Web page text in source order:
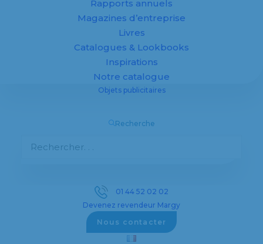
Rapports annuels
Magazines d’entreprise
Livres
Catalogues & Lookbooks
Inspirations
Notre catalogue
Objets publicitaires
Recherche
01 44 52 02 02
Devenez revendeur Margy
Nous contacter
personnalisés
Découvrez notre sélection complète d’objets
votre entreprise efficacement.
Voir les objets publicitaires